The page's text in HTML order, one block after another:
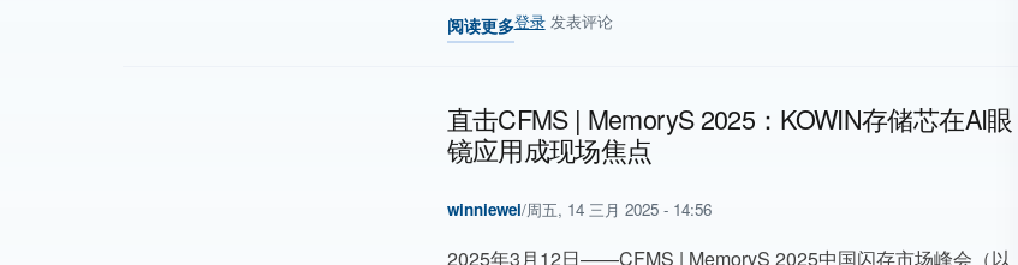
阅读更多
关于 【原创】把握人工智能大商机，闪迪产品已经ready!
登录发表评论
直击CFMS | MemoryS 2025：KOWIN存储芯在AI眼
镜应用成现场焦点
winniewei/周五, 14 三月 2025 - 14:56
2025年3月12日——CFMS | MemoryS 2025中国闪存市场峰会（以